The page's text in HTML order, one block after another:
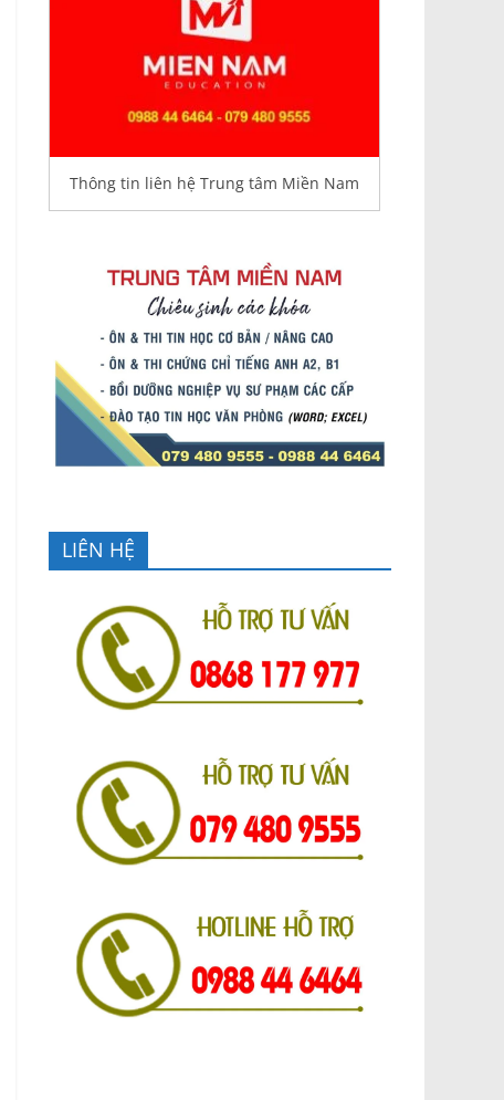
Thông tin liên hệ Trung tâm Miền Nam
LIÊN HỆ